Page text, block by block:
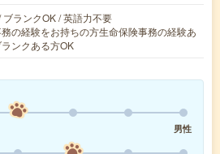
ランクOK / 英語力不要
の経験をお持ちの方生命保険事務の経験あ
ンクある方OK
男性